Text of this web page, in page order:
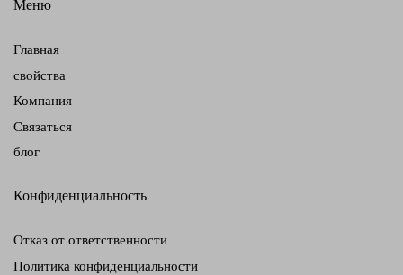
Меню
Главная
свойства
Компания
Связаться
блог
Конфиденциальность
Отказ от ответственности
Политика конфиденциальности